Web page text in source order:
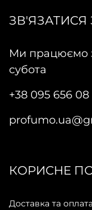
Ми працюємо
субота
+38 095 656 08
КОРИСНЕ
Доставка та оплата